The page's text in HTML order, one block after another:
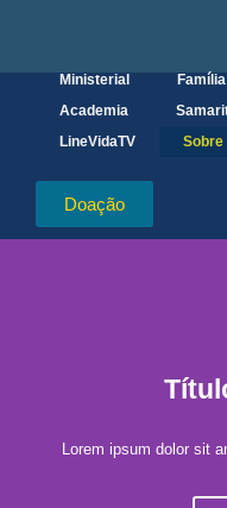
Ministerial Família
Academia
LineVidaTV
Sobre
Doação
Lorem ipsum dolor sit